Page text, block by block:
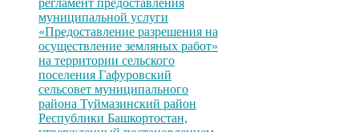
муниципальной услуги
«Предоставление разрешения на
осуществление земляных работ»
на территории сельского
поселения Гафуровский
сельсовет муниципального
района Туймазинский район
Республики Башкортостан,